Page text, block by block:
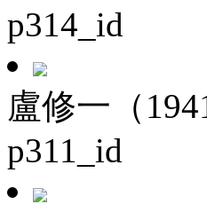
p314_id
盧修一（
p311_id